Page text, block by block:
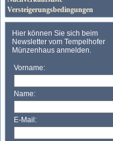
Versteigerungsbedingungen